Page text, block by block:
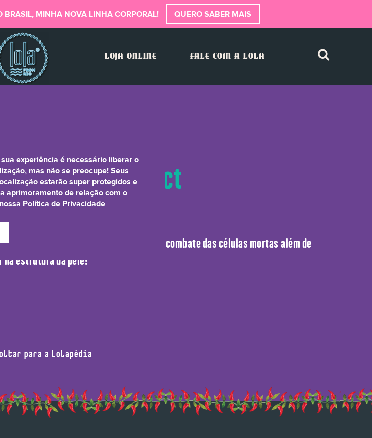
MINHA NOVA LINHA CORPORAL! QUERO SABER MAIS
LOJA ONLINE FALE COM A LOLA
Fruit Extract
antioxidante, que age diretamente no combate das células mortas além de
na estrutura da pele!
para a Lolapédia
experiência é necessário liberar o
mas não se preocupe! Seus
estarão super protegidos e
aprimoramento de relação com o
Política de Privacidade